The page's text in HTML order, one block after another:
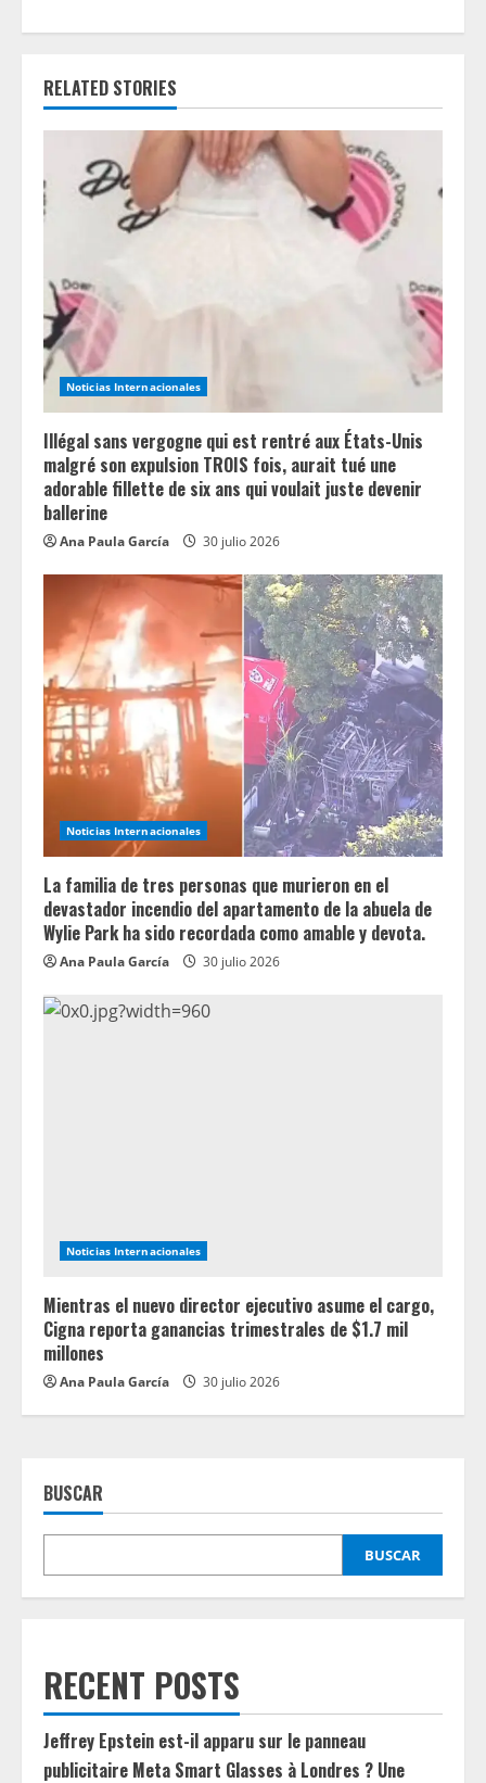
R
a
i
n
g
RELATED STORIES
Noticias Internacionales
Illégal sans vergogne qui est rentré aux États-Unis
malgré son expulsion TROIS fois, aurait tué une
adorable fillette de six ans qui voulait juste devenir
ballerine
Ana Paula García 30 julio 2026
Noticias Internacionales
La familia de tres personas que murieron en el
devastador incendio del apartamento de la abuela de
Wylie Park ha sido recordada como amable y devota.
Ana Paula García 30 julio 2026
Noticias Internacionales
Mientras el nuevo director ejecutivo asume el cargo,
Cigna reporta ganancias trimestrales de $1.7 mil
millones
Ana Paula García 30 julio 2026
BUSCAR
BUSCAR
RECENT POSTS
Jeffrey Epstein est-il apparu sur le panneau
publicitaire Meta Smart Glasses à Londres ? Une